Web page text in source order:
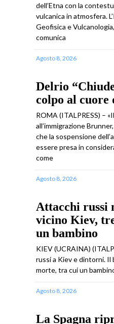
dell’Etna con la
vulcanica in atmosfera.
Geofisica e
comunica
Agosto 8, 2026
Delrio
colpo al cuore
ROMA (ITALPRESS) –
all’immigrazione
che la sospensione
essere presa in
come
Agosto 8, 2026
Attacchi russi
vicino Kiev,
un bambino
KIEV (UCRAINA)
russi a Kiev e dintorni.
morte, tra cui un
Agosto 8, 2026
La Spagna